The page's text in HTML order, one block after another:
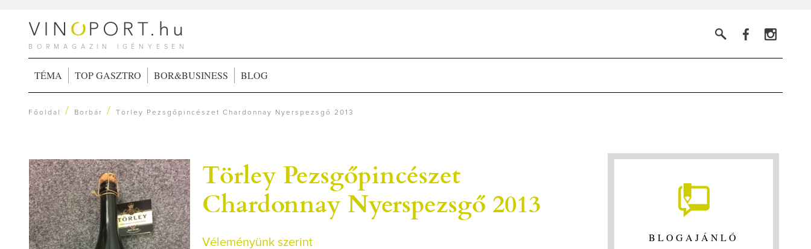
BORMAGAZIN IGÉNYESEN
TÉMA TOP GASZTRO BOR&BUSINESS BLOG
Főoldal / Borbár /Törley Pezsgőpincészet Chardonnay Nyerspezsgő 2013
Törley Pezsgőpincészet
Chardonnay Nyerspezsgő 2013
Véleményünk szerint BLOGAJÁNLÓ